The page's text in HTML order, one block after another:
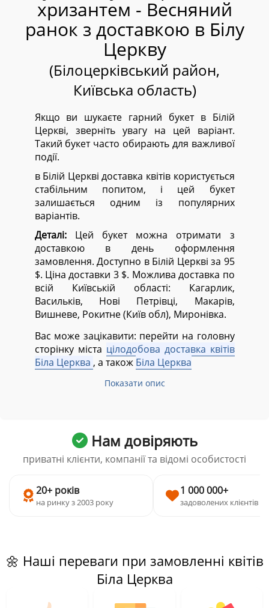
хризантем - Весняний
ранок з доставкою в Білу
Церкву
(Білоцерківський район,
Київська область)
Якщо ви шукаєте гарний букет в Білій
Церкві, зверніть увагу на цей варіант.
Такий букет часто обирають для важливої
події.
в Білій Церкві доставка квітів користується
стабільним попитом, і цей букет
залишається одним із популярних
варіантів.
Деталі:Цей букет можна отримати з
доставкою в день оформлення
замовлення. Доступно в Білій Церкві за 95
$. Ціна доставки 3 $. Можлива доставка по
всій Київській області: Кагарлик,
Васильків, Нові Петрівці, Макарів,
Вишневе, Рокитне (Київ обл), Миронівка.
Вас може зацікавити: перейти на головну
сторінку міста цілодобова доставка квітів
Біла Церква , а також Біла Церква
Показати опис
Нам довіряють
приватні клієнти, компанії та відомі особистості
20+ років
на ринку з 2003 року
1 000 000+
задоволених клієнтів
🌼 Наші переваги при замовленні квітів
Біла Церква